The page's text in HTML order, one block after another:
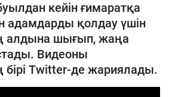
кейін ғимаратқа
адамдарды қолдау үшін
алдына шығып, жаңа
Видеоны
бірі Twitter-де жариялады.